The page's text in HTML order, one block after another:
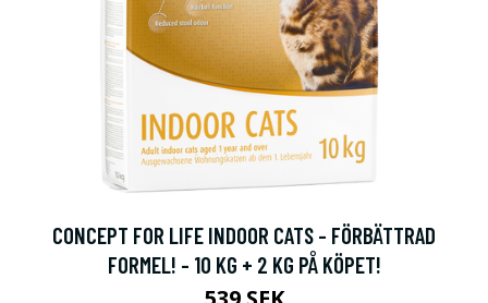
CONCEPT FOR LIFE INDOOR CATS - FÖRBÄTTRAD
FORMEL! - 10 KG + 2 KG PÅ KÖPET!